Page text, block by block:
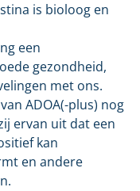
is bioloog en
een
gezondheid,
met ons.
ADOA(-plus) nog
ervan uit dat een
kan
en andere